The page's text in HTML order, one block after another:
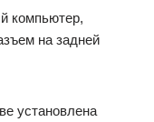
компьютер,
на задней
установлена